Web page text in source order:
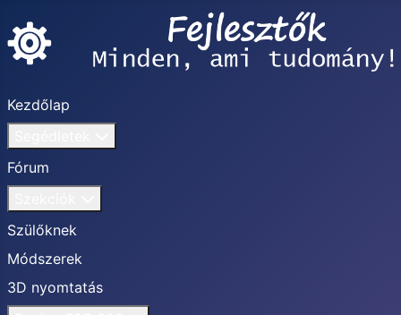
Kezdőlap
Fórum
Szülőknek
Módszerek
3D nyomtatás